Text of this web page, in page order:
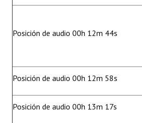
Posición de audio 00h 12m 44s
Posición de audio 00h 12m 58s
Posición de audio 00h 13m 17s